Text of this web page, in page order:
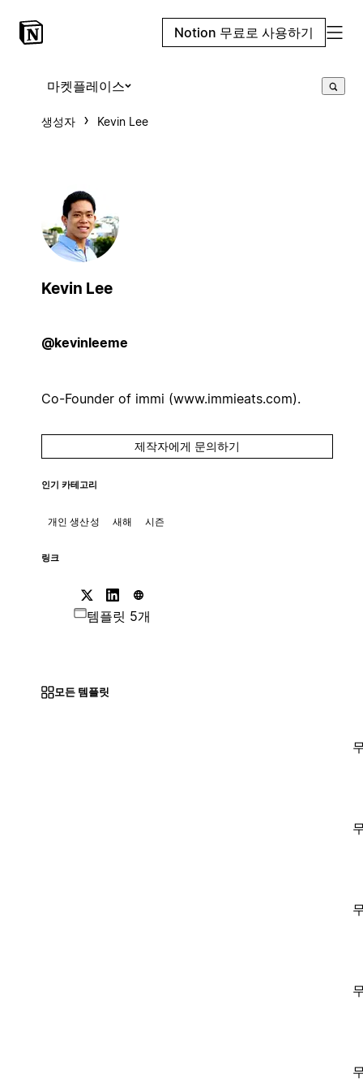
Notion 무료로 사용하기
마켓플레이스
생성자 Kevin Lee
Kevin Lee
@kevinleeme
Co-Founder of immi (www.immieats.com).
제작자에게 문의하기
인기 카테고리
개인 생산성 새해 시즌
링크
템플릿 5개
모든 템플릿